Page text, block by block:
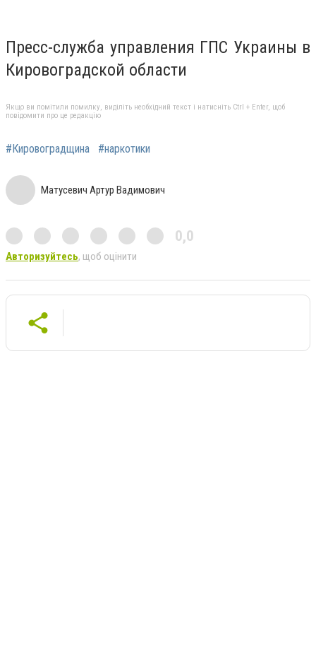
Пресс-служба управления ГПС Украины в
Кировоградской области
Якщо ви помітили помилку, виділіть необхідний текст і натисніть Ctrl + Enter, щоб
повідомити про це редакцію
#Кировоградщина #наркотики
Матусевич Артур Вадимович
0,0
Авторизуйтесь, щоб оцінити